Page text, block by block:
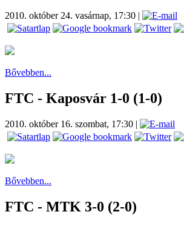
2010. október 24. vasárnap, 17:30 |
Bővebben...
FTC - Kaposvár 1-0 (1-0)
2010. október 16. szombat, 17:30 |
Bővebben...
FTC - MTK 3-0 (2-0)